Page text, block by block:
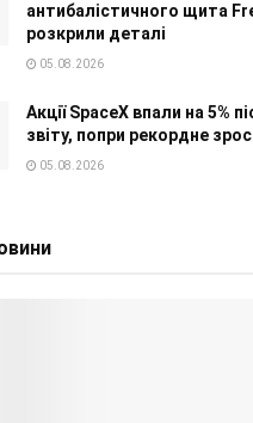
антибалістичного щита
розкрили деталі
05.08.2026
Акції SpaceX впали на 5%
звіту, попри рекордне
05.08.2026